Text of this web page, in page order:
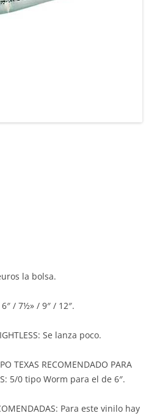
la bolsa.
/ 7½» / 9″ / 12″.
Se lanza poco.
TEXAS RECOMENDADO PARA
5/0 tipo Worm para el de 6″.
Para este vinilo hay